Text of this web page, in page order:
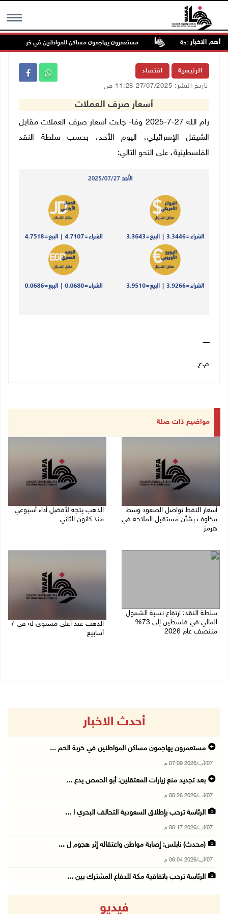
MENU أهم الاخبار
حرية الملاحة مستعمرون يهاجمون مساكن المواطنين في خربة الحمة
الرئيسية اقتصاد
تاريخ النشر: 27/07/2025 11:28 ص
أسعار صرف العملات
رام الله 27-7-2025 وفا- جاءت أسعار صرف العملات مقابل
الشيقل الإسرائيلي، اليوم الأحد، بحسب سلطة النقد
الفلسطينية، على النحو التالي:
ــــــ
م.ع
مواضيع ذات صلة
أسعار النفط تواصل الصعود وسط
مخاوف بشأن مستقبل الملاحة في
هرمز
الذهب يتجه لأفضل أداء أسبوعي
منذ كانون الثاني
سلطة النقد: ارتفاع نسبة الشمول
المالي في فلسطين إلى 73%
منتصف عام 2026
الذهب عند أعلى مستوى له في 7
أسابيع
أحدث الاخبار
مستعمرون يهاجمون مساكن المواطنين في خربة الحم ...
07/آب/2026 07:09 م
بعد تجديد منع زيارات المعتقلين: أبو الحمص يدع ...
07/آب/2026 06:26 م
الرئاسة ترحب بإطلاق السعودية التحالف البحري ا ...
07/آب/2026 06:17 م
(محدث) نابلس: إصابة مواطن واعتقاله إثر هجوم ل ...
07/آب/2026 06:04 م
الرئاسة ترحب باتفاقية مكة للدفاع المشترك بين ...
فيديو